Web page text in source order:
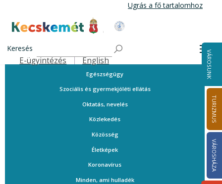
tartalomra
Ugrás a fő tartalomhoz
Kecskemét Város Honlapja
Keresés
Felső navigáció
E-ügyintézés English VÁROSUNK
TURIZMUS
VÁROSHÁZA
A városról
Közérdekű telefonszámok
Ügyintézés
Egészségügy
Szociális és gyermekjóléti ellátás
Oktatás, nevelés
Közlekedés
Közösség
Életképek
Koronavírus
Minden, ami hulladék